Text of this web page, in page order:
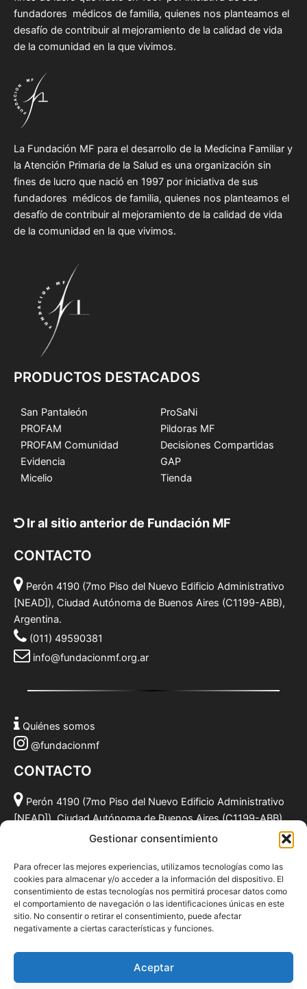
Gestionar consentimiento
Para ofrecer las mejores experiencias, utilizamos tecnologías como las
cookies para almacenar y/o acceder a la información del dispositivo. El
consentimiento de estas tecnologías nos permitirá procesar datos como
el comportamiento de navegación o las identificaciones únicas en este
sitio. No consentir o retirar el consentimiento, puede afectar
negativamente a ciertas características y funciones.
Aceptar
fundadores médicos de familia, quienes nos planteamos el
desafío de contribuir al mejoramiento de la calidad de vida
de la comunidad en la que vivimos.
La Fundación MF para el desarrollo de la Medicina Familiar y
la Atención Primaria de la Salud es una organización sin
fines de lucro que nació en 1997 por iniciativa de sus
fundadores médicos de familia, quienes nos planteamos el
desafío de contribuir al mejoramiento de la calidad de vida
de la comunidad en la que vivimos.
PRODUCTOS DESTACADOS
San Pantaleón
PROFAM
PROFAM Comunidad
Evidencia
Micelio
ProSaNi
Pildoras MF
Decisiones Compartidas
GAP
Tienda
Ir al sitio anterior de Fundación MF
CONTACTO
Perón 4190 (7mo Piso del Nuevo Edificio Administrativo
[NEAD]), Ciudad Autónoma de Buenos Aires (C1199-ABB),
Argentina.
(011) 49590381
info@fundacionmf.org.ar
Quiénes somos
@fundacionmf
CONTACTO
Perón 4190 (7mo Piso del Nuevo Edificio Administrativo
[NEAD]), Ciudad Autónoma de Buenos Aires (C1199-ABB),
info@fundacionmf.org.ar
Politica de privacidad